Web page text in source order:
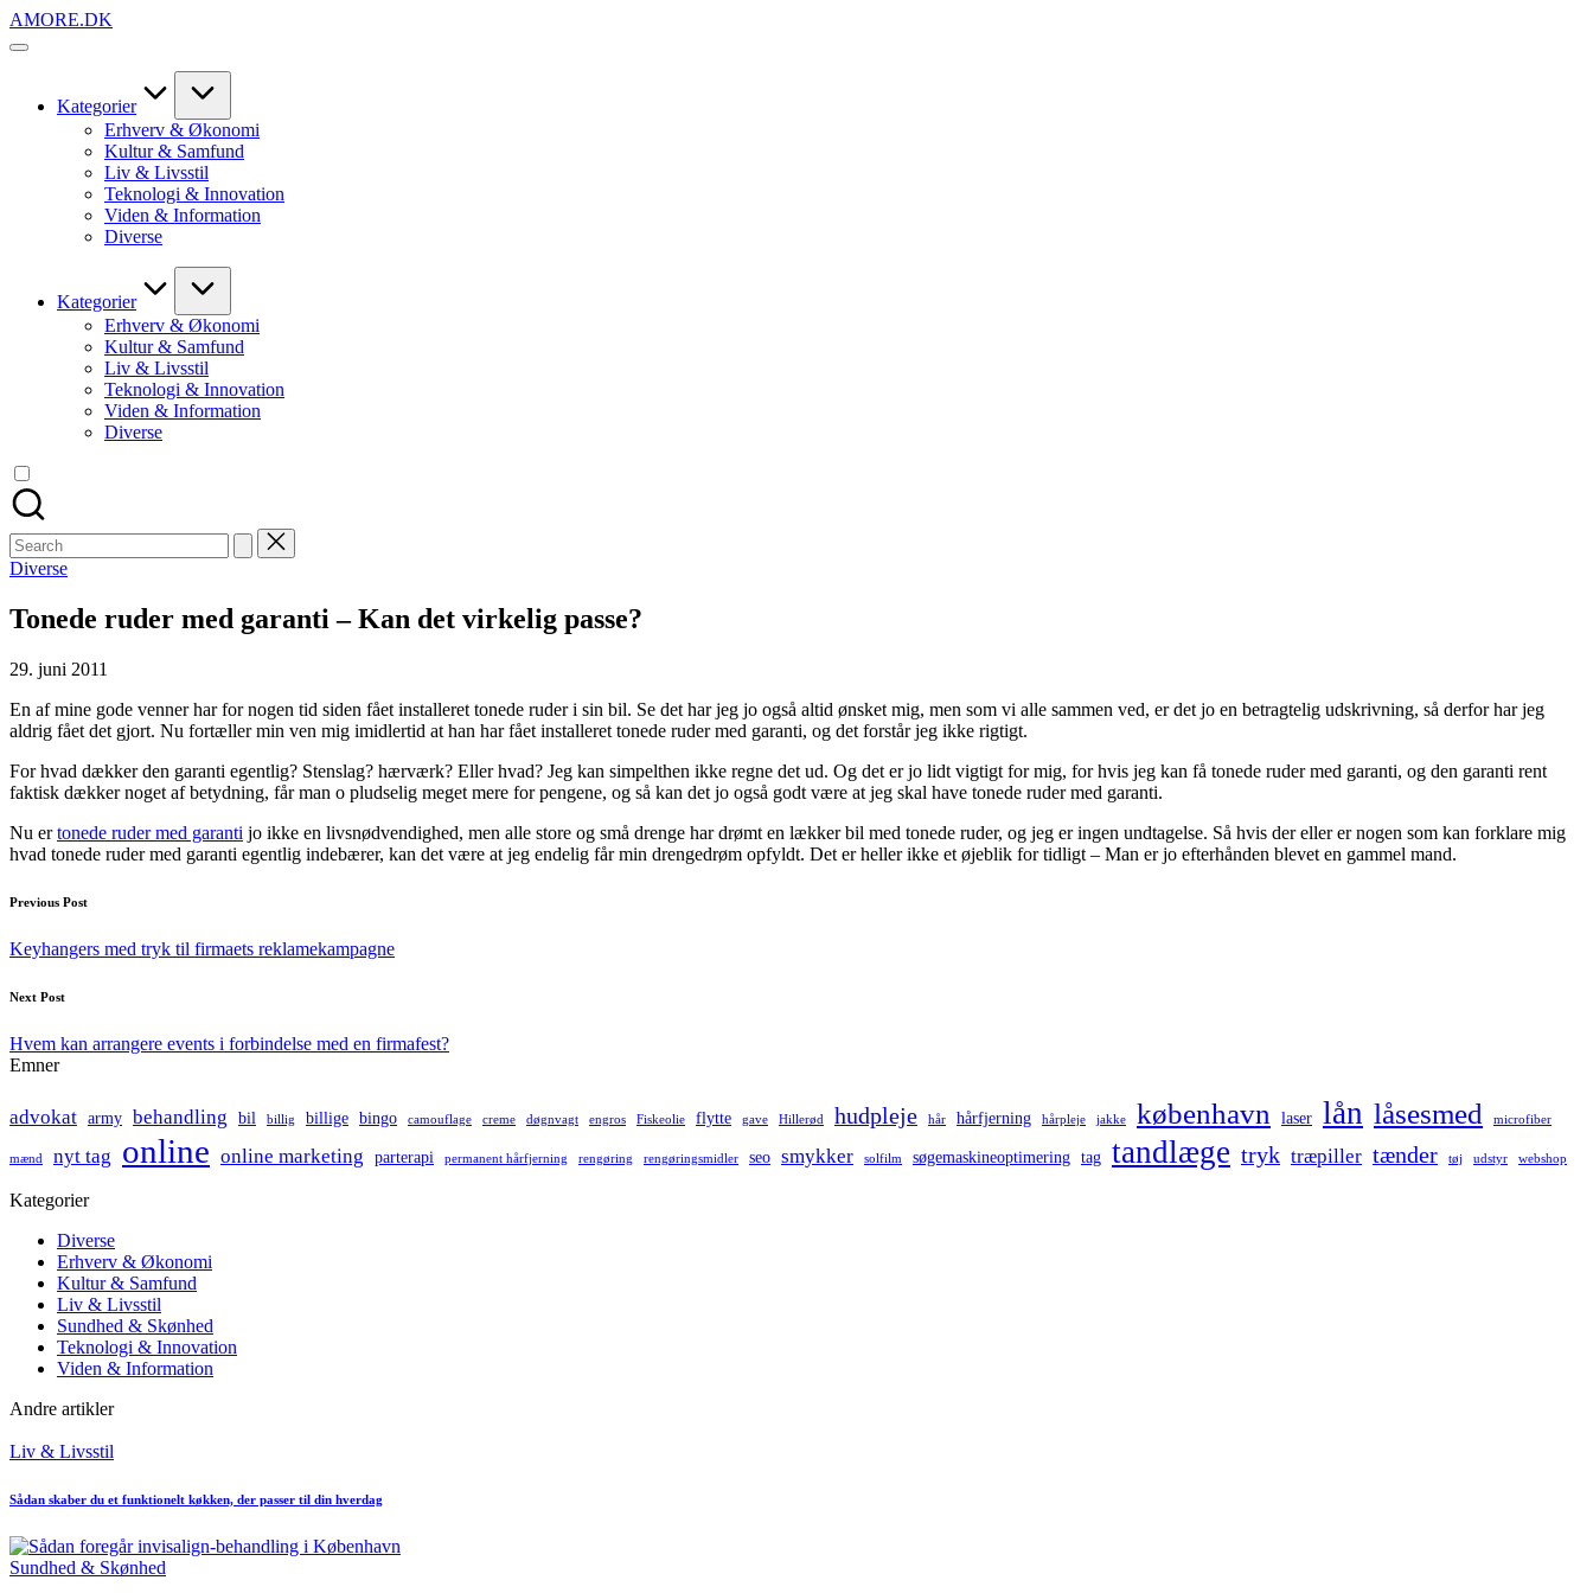
Skip
to
AMORE.DK
For
Kategorier
Erhverv & Økonomi
Kultur & Samfund
Liv & Livsstil
Teknologi & Innovation
Viden & Information
Diverse
Kategorier
Erhverv & Økonomi
Kultur & Samfund
Liv & Livsstil
Teknologi & Innovation
Viden & Information
Diverse
Search
for:
Posted
Diverse
Tonede ruder med garanti – Kan det virkelig passe?
29. juni 2011
En af mine gode venner har for nogen tid siden fået installeret tonede ruder i sin bil. Se det har jeg jo også altid ønsket mig, men som vi alle sammen ved, er det jo en betragtelig udskrivning, så derfor har jeg
aldrig fået det gjort. Nu fortæller min ven mig imidlertid at han har fået installeret tonede ruder med garanti, og det forstår jeg ikke rigtigt.
For hvad dækker den garanti egentlig? Stenslag? hærværk? Eller hvad? Jeg kan simpelthen ikke regne det ud. Og det er jo lidt vigtigt for mig, for hvis jeg kan få tonede ruder med garanti, og den garanti rent
faktisk dækker noget af betydning, får man o pludselig meget mere for pengene, og så kan det jo også godt være at jeg skal have tonede ruder med garanti.
Nu ertonede ruder med garanti jo ikke en livsnødvendighed, men alle store og små drenge har drømt en lækker bil med tonede ruder, og jeg er ingen undtagelse. Så hvis der eller er nogen som kan forklare mig
hvad tonede ruder med garanti egentlig indebærer, kan det være at jeg endelig får min drengedrøm opfyldt. Det er heller ikke et øjeblik for tidligt – Man er jo efterhånden blevet en gammel mand.
Post
navigation
Previous Post
Keyhangers med tryk til firmaets reklamekampagne
Next Post
Hvem kan arrangere events i forbindelse med en firmafest?
Emner
advokat army behandling bil billig billige bingo camouflage creme døgnvagt engros Fiskeolie flytte gave Hillerød hudpleje hår hårfjerning hårpleje jakke københavn laser lån låsesmed microfiber
mænd nyt tag online online marketing parterapi permanent hårfjerning rengøring rengøringsmidler seo smykker solfilm søgemaskineoptimering tag tandlæge tryk træpiller tænder tøj udstyr webshop
Kategorier
Diverse
Erhverv & Økonomi
Kultur & Samfund
Liv & Livsstil
Sundhed & Skønhed
Teknologi & Innovation
Viden & Information
Andre artikler
Posted
Liv & Livsstil
Sådan skaber du et funktionelt køkken, der passer til din hverdag
Posted
Sundhed & Skønhed